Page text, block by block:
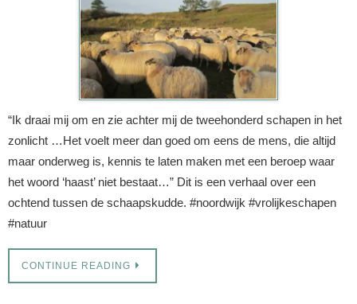
“Ik draai mij om en zie achter mij de tweehonderd schapen in het
zonlicht …Het voelt meer dan goed om eens de mens, die altijd
maar onderweg is, kennis te laten maken met een beroep waar
het woord ‘haast’ niet bestaat…” Dit is een verhaal over een
ochtend tussen de schaapskudde. #noordwijk #vrolijkeschapen
#natuur
CONTINUE READING